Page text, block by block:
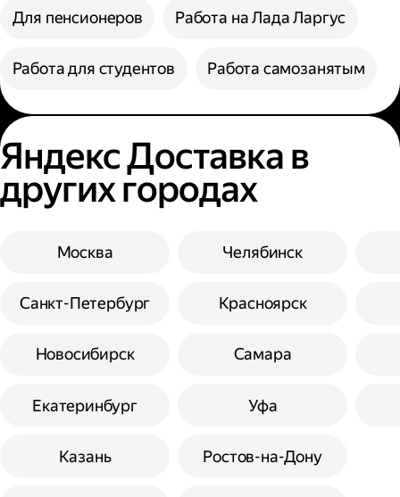
Для пенсионеров Работа на Лада Ларгус
Работа для студентов Работа самозанятым
Яндекс Доставка в
других городах
Москва
Санкт-Петербург
Новосибирск
Екатеринбург
Казань
Челябинск
Красноярск
Самара
Уфа
Ростов-на-Дону